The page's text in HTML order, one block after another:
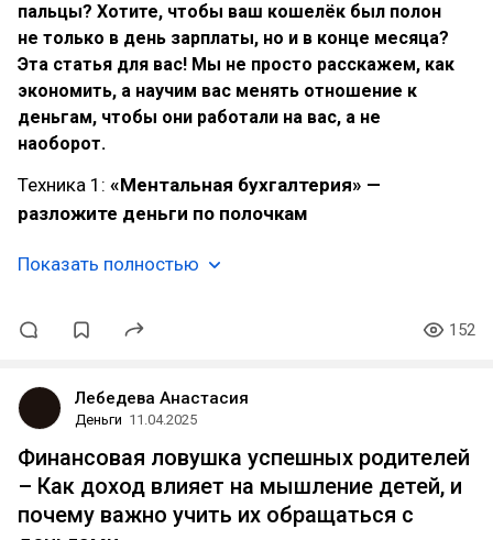
пальцы? Хотите, чтобы ваш кошелёк был полон
не только в день зарплаты, но и в конце месяца?
Эта статья для вас! Мы не просто расскажем, как
экономить, а научим вас менять отношение к
деньгам, чтобы они работали на вас, а не
наоборот.
Техника 1: «Ментальная бухгалтерия» —
разложите деньги по полочкам
Показать полностью
152
Лебедева Анастасия
Деньги 11.04.2025
Финансовая ловушка успешных родителей
– Как доход влияет на мышление детей, и
почему важно учить их обращаться с